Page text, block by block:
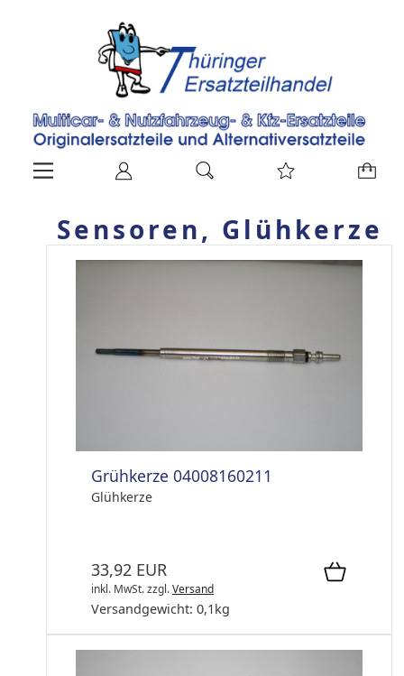
Sensoren, Glühkerze
Grühkerze 04008160211
Glühkerze
33,92 EUR
inkl. MwSt.zzgl.Versand
Versandgewicht: 0,1 kg